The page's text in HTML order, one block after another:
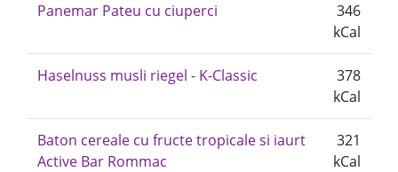
Panemar Pateu cu ciuperci
346
kCal
Haselnuss musli riegel - K-Classic
378
kCal
Baton cereale cu fructe tropicale si iaurt
Active Bar Rommac
321
kCal